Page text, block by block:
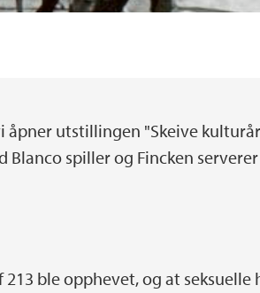
åpner utstillingen "Skeive
Blanco spiller og Fincken serverer
ble opphevet, og at